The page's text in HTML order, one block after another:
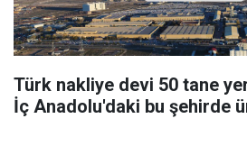
Türk nakliye devi 50 tane
İç Anadolu'daki bu şehirde